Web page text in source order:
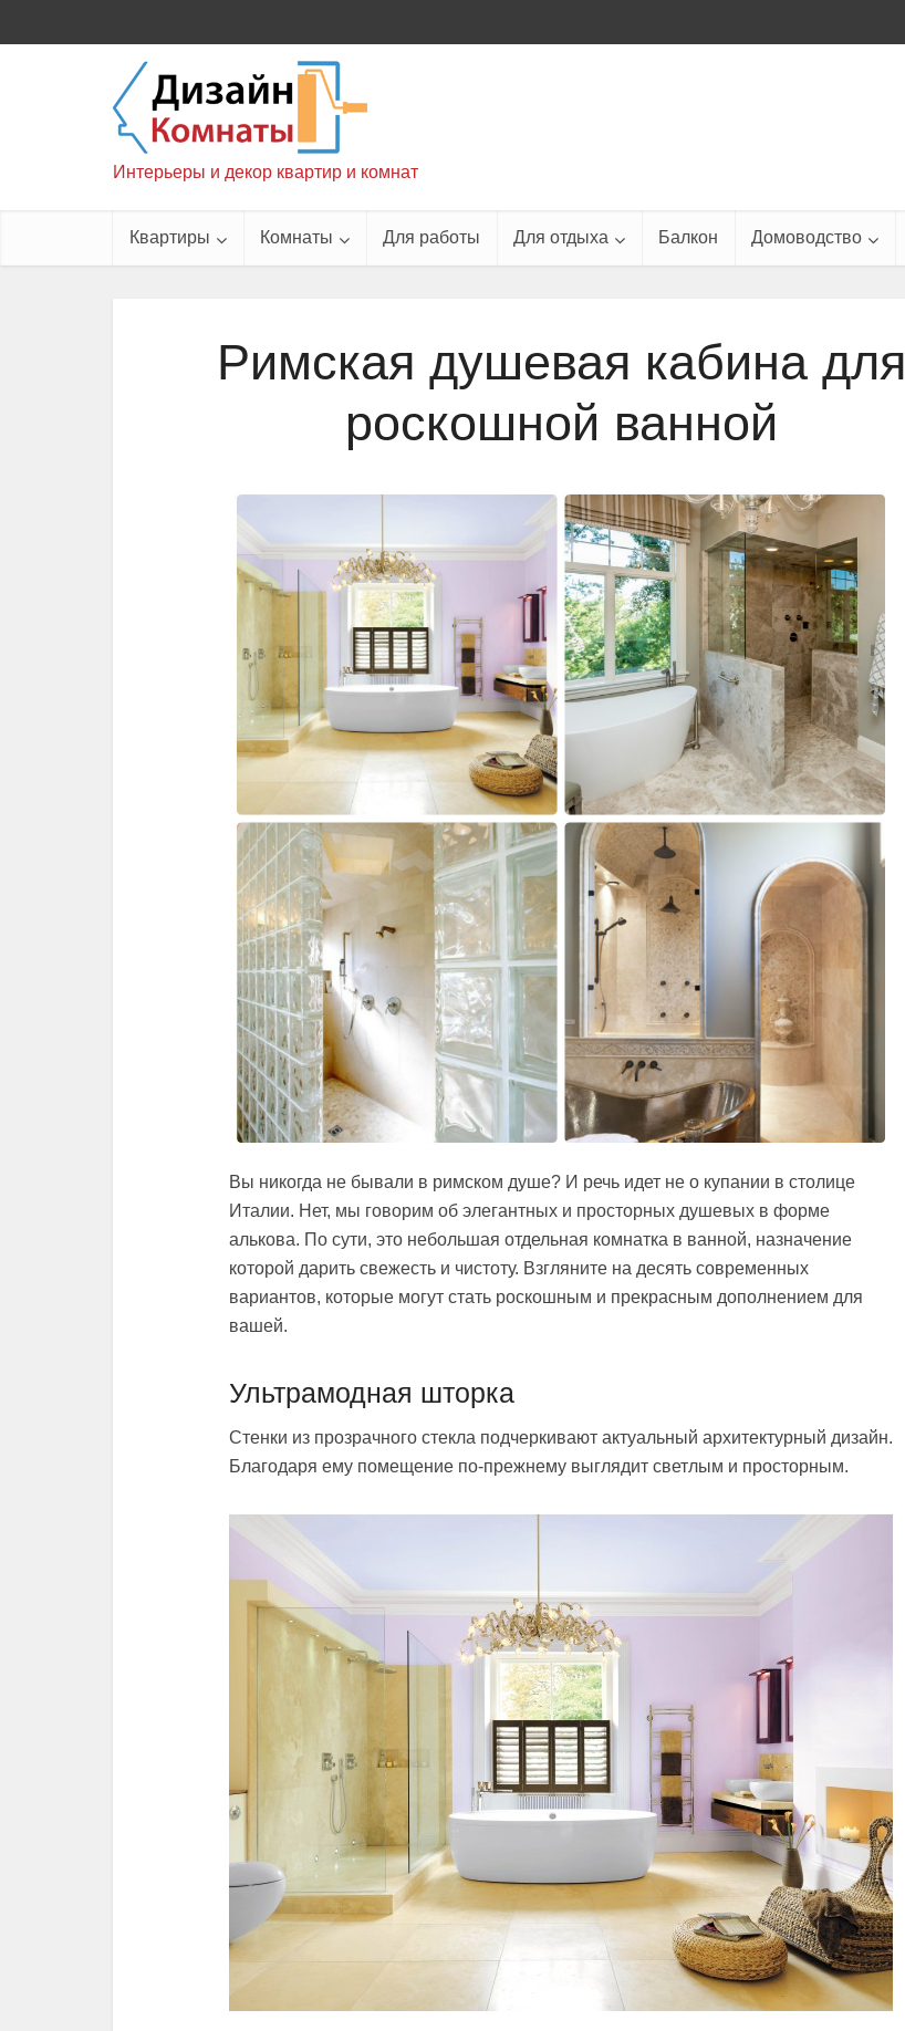
Интерьеры и декор квартир и комнат
Квартиры Комнаты Для работы Для отдыха Балкон Домоводство
Римская душевая кабина для
роскошной ванной
Вы никогда не бывали в римском душе? И речь идет не о купании в столице
Италии. Нет, мы говорим об элегантных и просторных душевых в форме
алькова. По сути, это небольшая отдельная комнатка в ванной, назначение
которой дарить свежесть и чистоту. Взгляните на десять современных
вариантов, которые могут стать роскошным и прекрасным дополнением для
вашей.
Ультрамодная шторка
Стенки из прозрачного стекла подчеркивают актуальный архитектурный дизайн.
Благодаря ему помещение по-прежнему выглядит светлым и просторным.